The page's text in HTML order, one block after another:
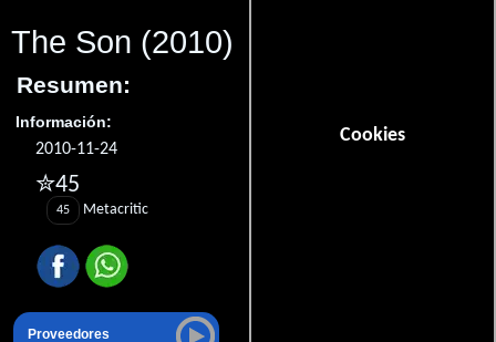
Cookies
The Son (2010)
Resumen:
Información:
2010-11-24
✮45
45 Metacritic
Proveedores